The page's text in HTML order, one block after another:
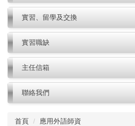
實習、留學及交換
實習職缺
主任信箱
聯絡我們
首頁 應用外語師資